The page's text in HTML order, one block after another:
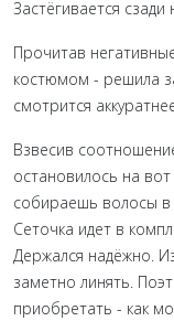
Застёгивается
Прочитав
костюмом - решила
смотрится
Взвесив
остановилось на
собираешь волосы
Сеточка идет в
Держался надёжно.
заметно линять.
приобретать - как